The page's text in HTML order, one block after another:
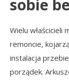
sobie
Wielu właścicieli
remoncie,
instalacja
porządek.